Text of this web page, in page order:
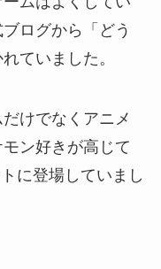
ログから「どう
ていました。
けでなくアニメ
ン好きが高じて
に登場していまし